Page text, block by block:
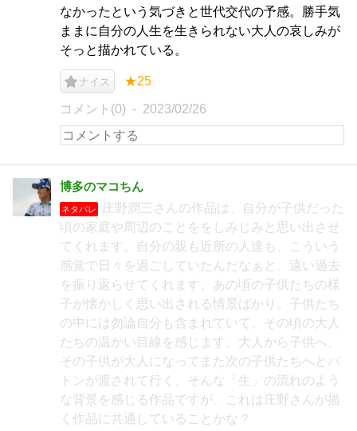
なかったという気づきと世代交代の予感。勝手気
ままに自分の人生を生きられない大人の哀しみが
そっと描かれている。
ナイス ★25
コメント(0) 2023/02/26
博多のマコちん
ネタバレ
庄野潤三さんの作品は、自分が子供だった
頃の家庭や周辺のことををしみじみと思い出させ
てくれます。自分の親も近所の人達も、こういう
感覚で日々を過ごしていたんだなぁと、遠い過去
を振り返らせてくれます。あの頃の子供たちの様
子が懐かしく思い出される情景ばかり。子供たち
の中には勿論自分も含まれていて、その頃の大人
たちの温かい目線を感じます。大人から子供へ、
その子供が大人になってまた次の子供たちへとバ
トンが渡されて行く、そんな「生」の流れのよう
な背景を感じる作品ですが、これは庄野さんが描
く作品に共通していることかな？